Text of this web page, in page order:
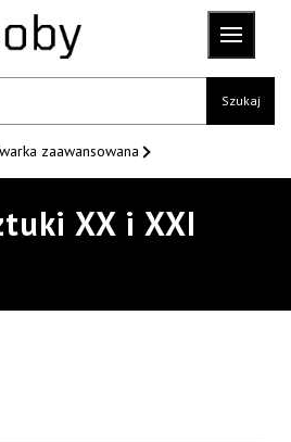
Szukaj
zaawansowana
XX i XXI